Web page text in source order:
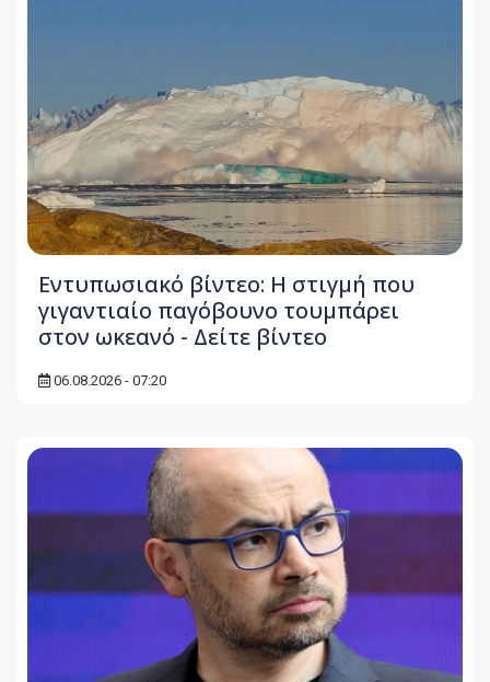
Εντυπωσιακό βίντεο: Η στιγμή που
γιγαντιαίο παγόβουνο τουμπάρει
στον ωκεανό - Δείτε βίντεο
06.08.2026 - 07:20